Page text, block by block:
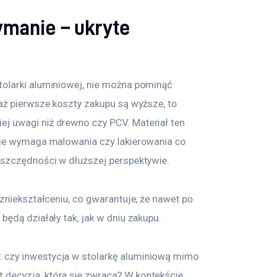
– ukryte
aluminiowej, nie można pominąć
pierwsze koszty zakupu są wyższe, to
uwagi niż drewno czy PCV. Materiał ten
wymaga malowania czy lakierowania co
w dłuższej perspektywie.
co gwarantuje, że nawet po
działały tak, jak w dniu zakupu.
inwestycja w stolarkę aluminiową mimo